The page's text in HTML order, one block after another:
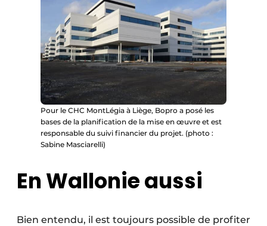
Pour le CHC MontLégia à Liège, Bopro a posé les
bases de la planification de la mise en œuvre et est
responsable du suivi financier du projet. (photo :
Sabine Masciarelli)
En Wallonie aussi
Bien entendu, il est toujours possible de profiter